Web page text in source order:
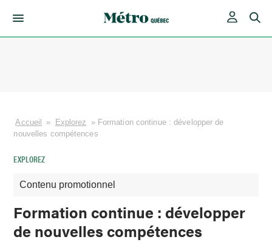
Accueil » Explorez » Formation continue : développer de
nouvelles compétences
EXPLOREZ
Contenu promotionnel
Formation continue : développer
de nouvelles compétences